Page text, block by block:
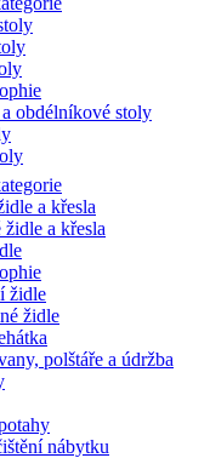
obdélníkové stoly
a křesla
a křesla
židle
židle
polštáře a údržba
nábytku